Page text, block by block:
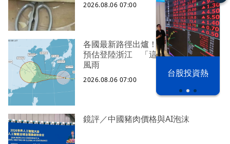
之下
台股投資熱
2026.08.06 07:00
各國最新路徑出爐！白海豚持續西行
預估登陸浙江 「這關鍵」左右台灣
風雨
2026.08.06 07:00
鏡評／中國豬肉價格與AI泡沫